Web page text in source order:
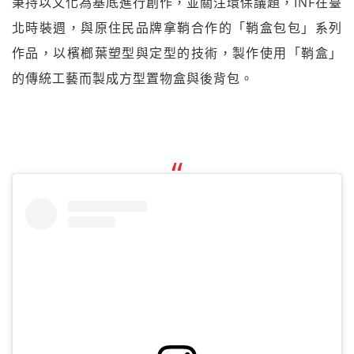
北時裝週，與原住民品牌拿鞘合作的「鞘盒包包」系列
作品，以檳榔葉塑型與定型的技術，製作使用「鞘盒」
的傳統工藝而製成方型置物盒與後背包。